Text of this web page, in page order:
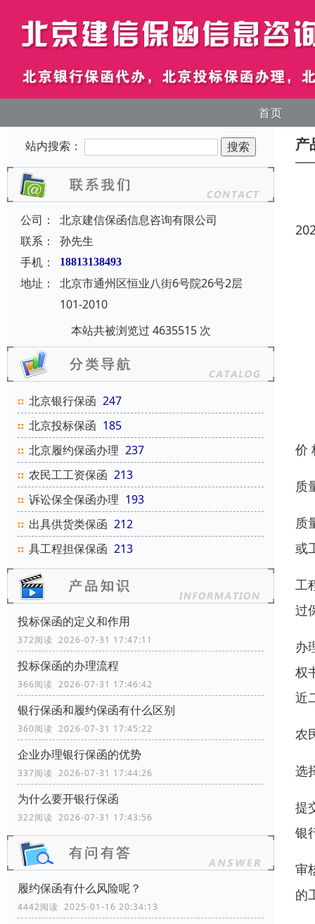
首页
站内搜索：
公司：
北京建信保函信息咨询有限公司
联系：
孙先生
手机：
18813138493
地址：
北京市通州区恒业八街6号院26号2层
101-2010
本站共被浏览过 4635515 次
北京银行保函 247
北京投标保函 185
北京履约保函办理 237
农民工工资保函 213
诉讼保全保函办理 193
出具供货类保函 212
具工程担保保函 213
投标保函的定义和作用
372阅读 2026-07-31 17:47:11
投标保函的办理流程
366阅读 2026-07-31 17:46:42
银行保函和履约保函有什么区别
360阅读 2026-07-31 17:45:22
企业办理银行保函的优势
337阅读 2026-07-31 17:44:26
为什么要开银行保函
322阅读 2026-07-31 17:43:56
履约保函有什么风险呢？
4442阅读 2025-01-16 20:34:13
产
价
质
质
或
工
过
办
权
近
农
选
提
银
审
的